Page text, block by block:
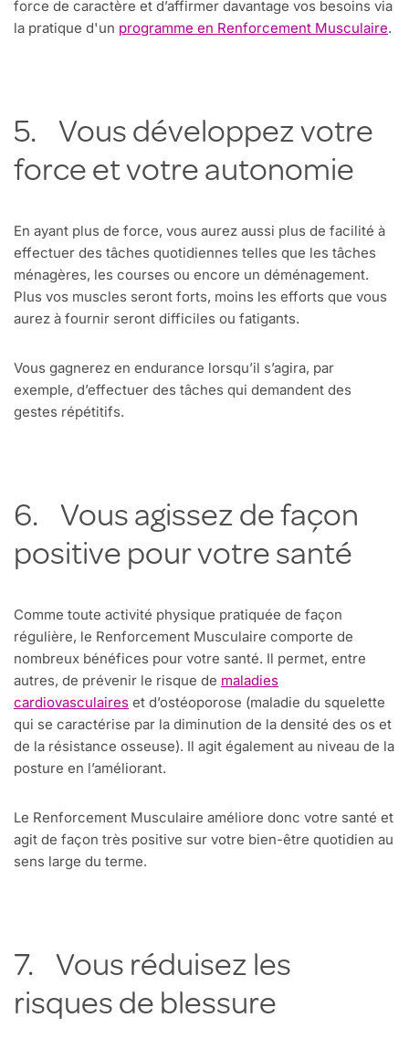
force de caractère et d’affirmer davantage vos besoins via
la pratique d'un programme en Renforcement Musculaire.
5. Vous développez votre
force et votre autonomie
En ayant plus de force, vous aurez aussi plus de facilité à
effectuer des tâches quotidiennes telles que les tâches
ménagères, les courses ou encore un déménagement.
Plus vos muscles seront forts, moins les efforts que vous
aurez à fournir seront difficiles ou fatigants.
Vous gagnerez en endurance lorsqu’il s’agira, par
exemple, d’effectuer des tâches qui demandent des
gestes répétitifs.
6. Vous agissez de façon
positive pour votre santé
Comme toute activité physique pratiquée de façon
régulière, le Renforcement Musculaire comporte de
nombreux bénéfices pour votre santé. Il permet, entre
autres, de prévenir le risque de maladies
cardiovasculaires et d’ostéoporose (maladie du squelette
qui se caractérise par la diminution de la densité des os et
de la résistance osseuse). Il agit également au niveau de la
posture en l’améliorant.
Le Renforcement Musculaire améliore donc votre santé et
agit de façon très positive sur votre bien-être quotidien au
sens large du terme.
7. Vous réduisez les
risques de blessure